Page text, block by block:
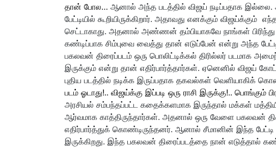
தான் போல… ஆனால் அந்த படத்தில் விஜய் நடிப்பதாக
பேட்டியில் கூறியிருக்கிறார். அதாவது எனக்கும் விஜய்க்கும்
செட்டாகாது. அதனால் அண்ணன் தம்பியாகவே நாங்கள்
கண்டிப்பாக சிம்புவை வைத்து தான் எடுப்பேன் என்று அந்த
பகலவன் திரைப்படம் ஒரு பொலிட்டிக்கல் திரில்லர் படமாக
இருக்கும் என்று தான் எதிர்பார்த்தார்கள். ஏனெனில் விஜய்
புதிய படத்தில் நடிக்க இருப்பதாக தகவல்கள் வெளியாகிக்
படம் ஓடாது!.. விஜய்க்கு இப்படி ஒரு ராசி இருக்கு!.. பொங்கும்
அரசியல் சம்பந்தப்பட்ட கதைக்களமாக இருந்தால் மக்கள்
ஆர்வமாக காத்திருந்தார்கள். அதனால் ஒரு வேளை பகலவன்
எதிர்பார்த்துக் கொண்டிருந்தனர். ஆனால் சீமானின் இந்த
இருக்கிறது. இந்த பகலவன் திரைப்படத்தை நான் எடுத்தால்